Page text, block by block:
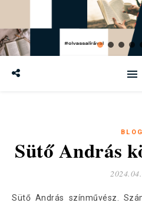
BLOG
Sütő András
Sütő András színművész. Számos budapesti színházban